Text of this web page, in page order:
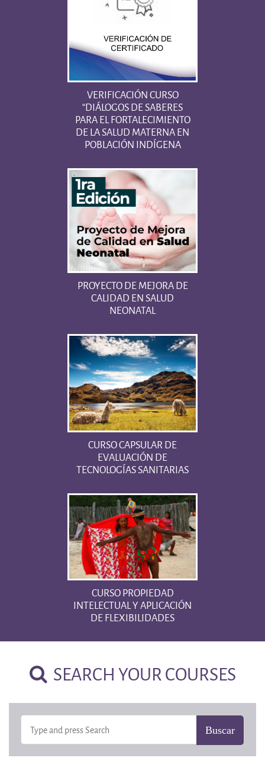
VERIFICACIÓN CURSO
“DIÁLOGOS DE SABERES
PARA EL FORTALECIMIENTO
DE LA SALUD MATERNA EN
POBLACIÓN INDÍGENA
PROYECTO DE MEJORA DE
CALIDAD EN SALUD
NEONATAL
CURSO CAPSULAR DE
EVALUACIÓN DE
TECNOLOGÍAS SANITARIAS
CURSO PROPIEDAD
INTELECTUAL Y APLICACIÓN
DE FLEXIBILIDADES
SEARCH YOUR COURSES